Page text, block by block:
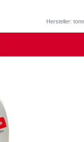
Hersteller: